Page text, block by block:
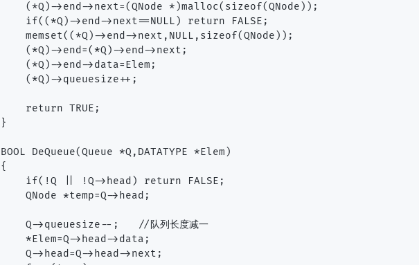
    (*Q)->end->next=(QNode *)malloc(sizeof(QNode));
    if((*Q)->end->next==NULL) return FALSE;
    memset((*Q)->end->next,NULL,sizeof(QNode));
    (*Q)->end=(*Q)->end->next;
    (*Q)->end->data=Elem;
    (*Q)->queuesize++;
    return TRUE;
}
BOOL DeQueue(Queue *Q,DATATYPE *Elem)
{
    if(!Q || !Q->head) return FALSE;
    QNode *temp=Q->head;
    Q->queuesize--;   //队列长度减一
    *Elem=Q->head->data;
    Q->head=Q->head->next;